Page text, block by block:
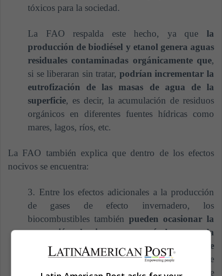
tóxicos para la sociedad.
La FAO respalda este hecho, ya que la
producción de biodiésel y etanol genera aguas
residuales contaminadas orgánicamente que,
si se liberaran sin tratar, podrían incrementar la
eutrofización de las masas de agua de la
superficie, es decir, la acumulación de residuos
orgánicos en diferentes fuentes hídricas como
mares, lagos, ríos, etc.
La FAO también explica que dentro de los efectos
nocivos se encuentra:
3. Entre los efectos adicionales a la producción
de gases de efecto invernadero, los
biocombustibles también pueden ocasionar la
conversión de tierras no agrícolas para la
producción de cultivos o el desplazamiento de
tierras ya cultivadas.Dicha conversión de
bosques tropicales a la producción de cultivos de